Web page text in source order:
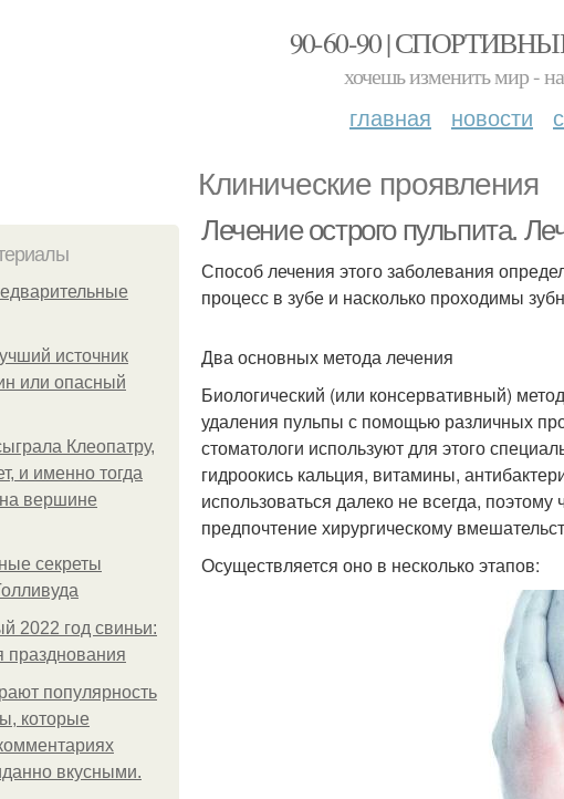
90-60-90 |
хочешь изменить мир -
главная новости
Клинические проявления
источник
или опасный
Клеопатру,
и именно тогда
вершине
секреты
2022 год свиньи:
празднования
популярность
которые
вкусными.
Лечение острого пульпита.
Способ лечения этого заболевания
процесс в зубе и насколько проходимы
Два основных метода лечения
Биологический (или консервативный)
удаления пульпы с помощью различных
стоматологи используют для этого
гидроокись кальция, витамины,
использоваться далеко не всегда,
предпочтение хирургическому
Осуществляется оно в несколько этапов: